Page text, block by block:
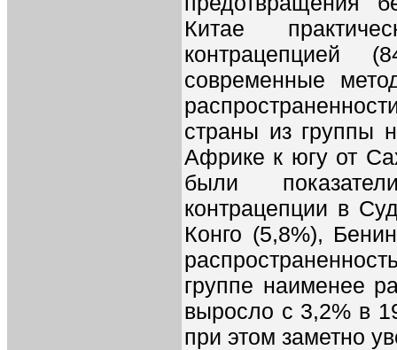
Китае
контрацепцией
современные
страны из группы
Африке к югу от
были
контрацепции в
Конго (5,8%),
группе наименее
выросло с 3,2% в
при этом заметно